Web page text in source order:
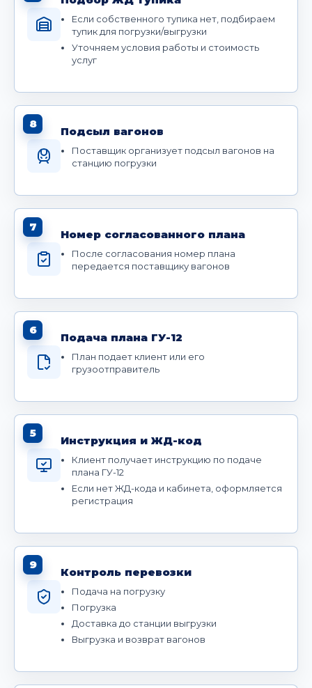
Если собственного тупика нет, подбираем
тупик для погрузки/выгрузки
Уточняем условия работы и стоимость
услуг
8
Подсыл вагонов
Поставщик организует подсыл вагонов на
станцию погрузки
7
Номер согласованного плана
После согласования номер плана
передается поставщику вагонов
6
Подача плана ГУ-12
План подает клиент или его
грузоотправитель
5
Инструкция и ЖД-код
Клиент получает инструкцию по подаче
плана ГУ-12
Если нет ЖД-кода и кабинета, оформляется
регистрация
9
Контроль перевозки
Подача на погрузку
Погрузка
Доставка до станции выгрузки
Выгрузка и возврат вагонов